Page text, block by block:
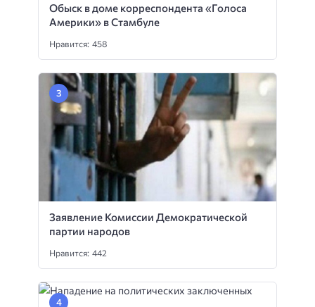
Обыск в доме корреспондента «Голоса
Америки» в Стамбуле
Нравится: 458
Заявление Комиссии Демократической
партии народов
Нравится: 442